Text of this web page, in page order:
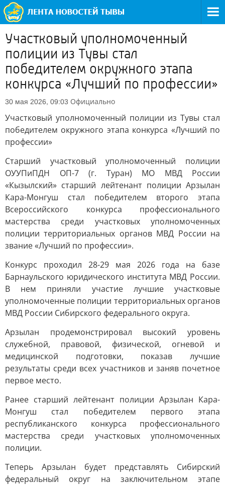
Участковый уполномоченный
полиции из Тувы стал
победителем окружного этапа
конкурса «Лучший по профессии»
30 мая 2026, 09:03 Официально
Участковый уполномоченный полиции из Тувы стал
победителем окружного этапа конкурса «Лучший по
профессии»
Старший участковый уполномоченный полиции
ОУУПиПДН ОП-7 (г. Туран) МО МВД России
«Кызылский» старший лейтенант полиции Арзылан
Кара-Монгуш стал победителем второго этапа
Всероссийского конкурса профессионального
мастерства среди участковых уполномоченных
полиции территориальных органов МВД России на
звание «Лучший по профессии».
Конкурс проходил 28-29 мая 2026 года на базе
Барнаульского юридического института МВД России.
В нем приняли участие лучшие участковые
уполномоченные полиции территориальных органов
МВД России Сибирского федерального округа.
Арзылан продемонстрировал высокий уровень
служебной, правовой, физической, огневой и
медицинской подготовки, показав лучшие
результаты среди всех участников и заняв почетное
первое место.
Ранее старший лейтенант полиции Арзылан Кара-
Монгуш стал победителем первого этапа
республиканского конкурса профессионального
мастерства среди участковых уполномоченных
полиции.
Теперь Арзылан будет представлять Сибирский
федеральный округ на заключительном этапе